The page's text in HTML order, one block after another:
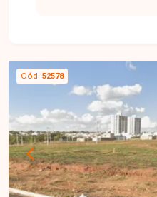
localizados na Quadra
oferecendo excelente
projetos residenciais e
para construtores e
excelente oportunidade
em uma localização
potencial de
199.000,00 cada lote.
Cód. 52578